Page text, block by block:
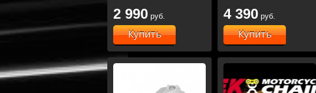
/FC250-450 14-
15,FE250-450 14-16
2 990 руб.
Купить
15,FE250-450 14-16
оранжевая
4 390 руб.
Купить